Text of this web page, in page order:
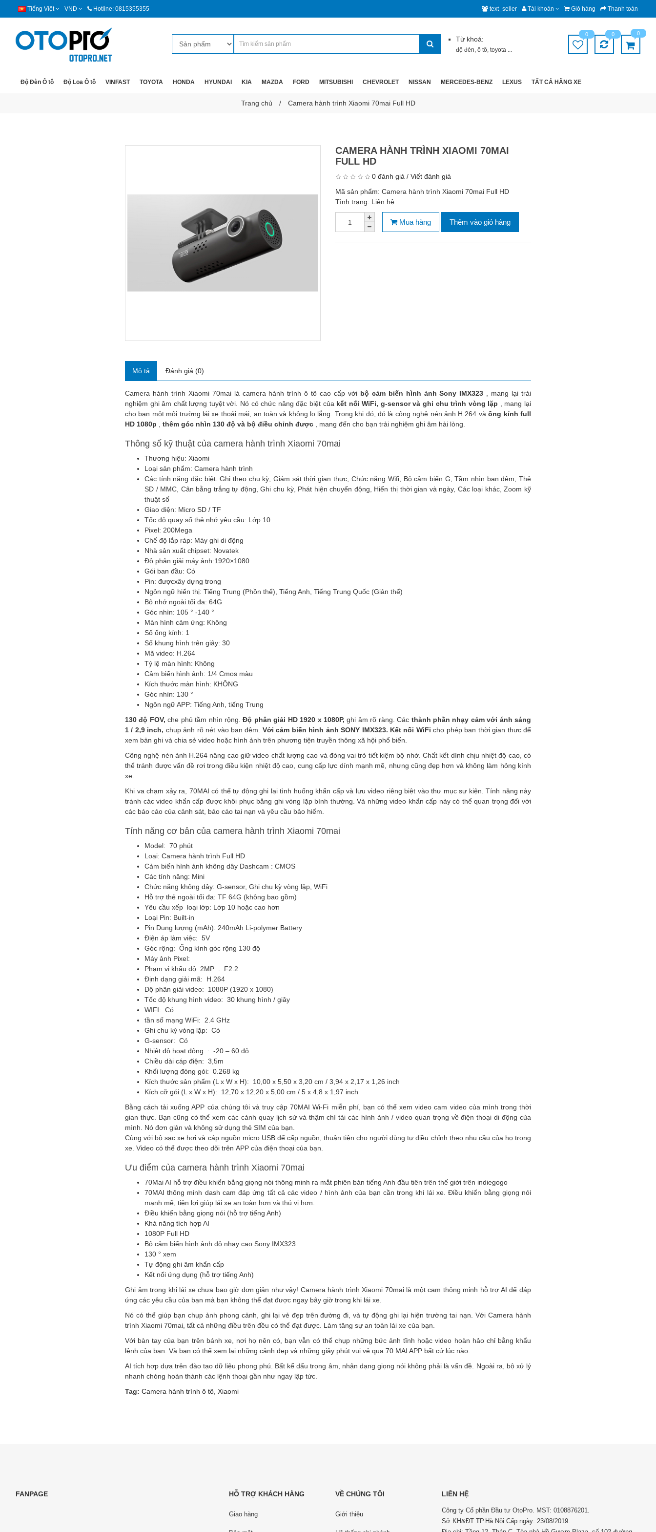
Tiếng Việt VND Hotline: 0815355355 text_seller Tài khoản Giỏ hàng Thanh toán
Từ khoá:
độ đèn,ô tô,toyota ...
0 0 0
Độ Đèn Ô tô Độ Loa Ô tô VINFAST TOYOTA HONDA HYUNDAI KIA MAZDA FORD MITSUBISHI CHEVROLET NISSAN MERCEDES-BENZ LEXUS TẤT CẢ HÃNG XE
Trang chủ Camera hành trình Xiaomi 70mai Full HD
CAMERA HÀNH TRÌNH XIAOMI 70MAI
FULL HD
0 đánh giá / Viết đánh giá
Mã sản phẩm: Camera hành trình Xiaomi 70mai Full HD
Tình trạng: Liên hệ
Mua hàng Thêm vào giỏ hàng
Mô tả Đánh giá (0)
Camera hành trình Xiaomi 70mai là camera hành trình ô tô cao cấp với bộ cảm biến hình ảnh Sony IMX323 , mang lại trải
nghiệm ghi âm chất lượng tuyệt vời. Nó có chức năng đặc biệt của kết nối WiFi, g-sensor và ghi chu trình vòng lặp , mang lại
cho bạn một môi trường lái xe thoải mái, an toàn và không lo lắng. Trong khi đó, đó là công nghệ nén ảnh H.264 vàống kính full
HD 1080p
thêm góc nhìn 130 độ và bộ điều chỉnh được , mang đến cho bạn trải nghiệm ghi âm hài lòng.
Thông số kỹ thuật của camera hành trình Xiaomi 70mai
Thương hiệu: Xiaomi
Loại sản phẩm: Camera hành trình
Các tính năng đặc biệt:Ghi theo chu kỳ, Giám sát thời gian thực, Chức năng Wifi, Bộ cảm biến G, Tầm nhìn ban đêm, Thẻ
SD / MMC, Cân bằng trắng tự động, Ghi chu kỳ, Phát hiện chuyển động, Hiển thị thời gian và ngày, Các loại khác, Zoom kỹ
thuật số
Giao diện: Micro SD / TF
Tốc độ quay số thẻ nhớ yêu cầu: Lớp 10
Pixel: 200Mega
Chế độ lắp ráp: Máy ghi di động
Nhà sản xuất chipset: Novatek
Độ phân giải máy ảnh:1920×1080
Gói ban đầu: Có
Pin: đượcxây dựng trong
Ngôn ngữ hiển thị: Tiếng Trung (Phồn thể), Tiếng Anh, Tiếng Trung Quốc (Giản thể)
Bộ nhớ ngoài tối đa: 64G
Góc nhìn: 105 ° -140 °
Màn hình cảm ứng: Không
Số ống kính: 1
Số khung hình trên giây: 30
Mã video: H.264
Tỷ lệ màn hình: Không
Cảm biến hình ảnh: 1/4 Cmos màu
Kích thước màn hình: KHÔNG
Góc nhìn: 130 °
Ngôn ngữ APP: Tiếng Anh, tiếng Trung
130 độ FOV, che phủ tầm nhìn rộng.Độ phân giải HD 1920 x 1080P, ghi âm rõ ràng. Các thành phần nhạy cảm với ánh sáng
1 / 2,9 inch, chụp ảnh rõ nét vào ban đêm. Với cảm biến hình ảnh SONY IMX323. Kết nối WiFi cho phép bạn thời gian thực để
xem bản ghi và chia sẻ video hoặc hình ảnh trên phương tiện truyền thông xã hội phổ biến.
Công nghệ nén ảnh H.264 nâng cao giữ video chất lượng cao và đóng vai trò tiết kiệm bộ nhớ. Chất kết dính chịu nhiệt độ cao, có
thể tránh được vấn đề rơi trong điều kiện nhiệt độ cao, cung cấp lực dính mạnh mẽ, nhưng cũng đẹp hơn và không làm hỏng kính
xe.
Khi va chạm xảy ra, 70MAI có thể tự động ghi lại tình huống khẩn cấp và lưu video riêng biệt vào thư mục sự kiện. Tính năng này
tránh các video khẩn cấp được khôi phục bằng ghi vòng lặp bình thường. Và những video khẩn cấp này có thể quan trọng đối với
các báo cáo của cảnh sát, báo cáo tai nạn và yêu cầu bảo hiểm.
Tính năng cơ bản của camera hành trình Xiaomi 70mai
Model: 70 phút
Loại: Camera hành trình Full HD
Cảm biến hình ảnh không dây Dashcam : CMOS
Các tính năng: Mini
Chức năng không dây: G-sensor, Ghi chu kỳ vòng lặp, WiFi
Hỗ trợ thẻ ngoài tối đa: TF 64G (không bao gồm)
Yêu cầu xếp loại lớp: Lớp 10 hoặc cao hơn
Loại Pin: Built-in
Pin Dung lượng (mAh): 240mAh Li-polymer Battery
Điện áp làm việc: 5V
Góc rộng: Ống kính góc rộng 130 độ
Máy ảnh Pixel:
Phạm vi khẩu độ 2MP : F2.2
Định dạng giải mã: H.264
Độ phân giải video: 1080P (1920 x 1080)
Tốc độ khung hình video: 30 khung hình / giây
WIFI: Có
tần số mạng WiFi: 2.4 GHz
Ghi chu kỳ vòng lặp: Có
G-sensor: Có
Nhiệt độ hoạt động .: -20 – 60 độ
Chiều dài cáp điện: 3,5m
Khối lượng đóng gói: 0.268 kg
Kích thước sản phẩm (L x W x H): 10,00 x 5,50 x 3,20 cm / 3,94 x 2,17 x 1,26 inch
Kích cỡ gói (L x W x H): 12,70 x 12,20 x 5,00 cm / 5 x 4,8 x 1,97 inch
Bằng cách tải xuống APP của chúng tôi và truy cập 70MAI Wi-Fi miễn phí, bạn có thể xem video cam video của mình trong thời
gian thực. Bạn cũng có thể xem các cảnh quay lịch sử và thậm chí tải các hình ảnh / video quan trọng về điện thoại di động của
mình. Nó đơn giản và không sử dụng thẻ SIM của bạn.
Cùng với bộ sạc xe hơi và cáp nguồn micro USB để cấp nguồn, thuận tiện cho người dùng tự điều chỉnh theo nhu cầu của họ trong
xe. Video có thể được theo dõi trên APP của điện thoại của bạn.
Ưu điểm của camera hành trình Xiaomi 70mai
70Mai AI hỗ trợ điều khiển bằng giọng nói thông minh ra mắt phiên bản tiếng Anh đầu tiên trên thế giới trên indiegogo
70MAI thông minh dash cam đáp ứng tất cả các video / hình ảnh của bạn cần trong khi lái xe. Điều khiển bằng giọng nói
mạnh mẽ, tiện lợi giúp lái xe an toàn hơn và thú vị hơn.
Điều khiển bằng giọng nói (hỗ trợ tiếng Anh)
Khả năng tích hợp AI
1080P Full HD
Bộ cảm biến hình ảnh độ nhạy cao Sony IMX323
130 ° xem
Tự động ghi âm khẩn cấp
Kết nối ứng dụng (hỗ trợ tiếng Anh)
Ghi âm trong khi lái xe chưa bao giờ đơn giản như vậy! Camera hành trình Xiaomi 70mai là một cam thông minh hỗ trợ AI để đáp
ứng các yêu cầu của bạn mà bạn không thể đạt được ngay bây giờ trong khi lái xe.
Nó có thể giúp bạn chụp ảnh phong cảnh, ghi lại vẻ đẹp trên đường đi, và tự động ghi lại hiện trường tai nạn. Với Camera hành
trình Xiaomi 70mai, tất cả những điều trên đều có thể đạt được. Làm tăng sự an toàn lái xe của bạn.
Với bàn tay của bạn trên bánh xe, nơi họ nên có, bạn vẫn có thể chụp những bức ảnh tĩnh hoặc video hoàn hảo chỉ bằng khẩu
lệnh của bạn. Và bạn có thể xem lại những cảnh đẹp và những giây phút vui vẻ qua 70 MAI APP bất cứ lúc nào.
AI tích hợp dựa trên đào tạo dữ liệu phong phú. Bất kể dấu trọng âm, nhận dạng giọng nói không phải là vấn đề. Ngoài ra, bộ xử lý
nhanh chóng hoàn thành các lệnh thoại gần như ngay lập tức.
Tag: Camera hành trình ô tô Xiaomi
FANPAGE HỖ TRỢ KHÁCH HÀNG
Giao hàng
VỀ CHÚNG TÔI
Giới thiệu
LIÊN HỆ
Công ty Cổ phần Đầu tư OtoPro. MST: 0108876201.
Sở KH&ĐT TP.Hà Nội Cấp ngày: 23/08/2019.